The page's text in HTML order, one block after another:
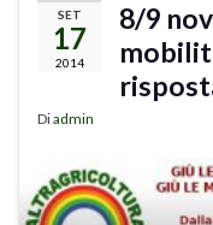
SET
17
2014
8/9
Diadmin